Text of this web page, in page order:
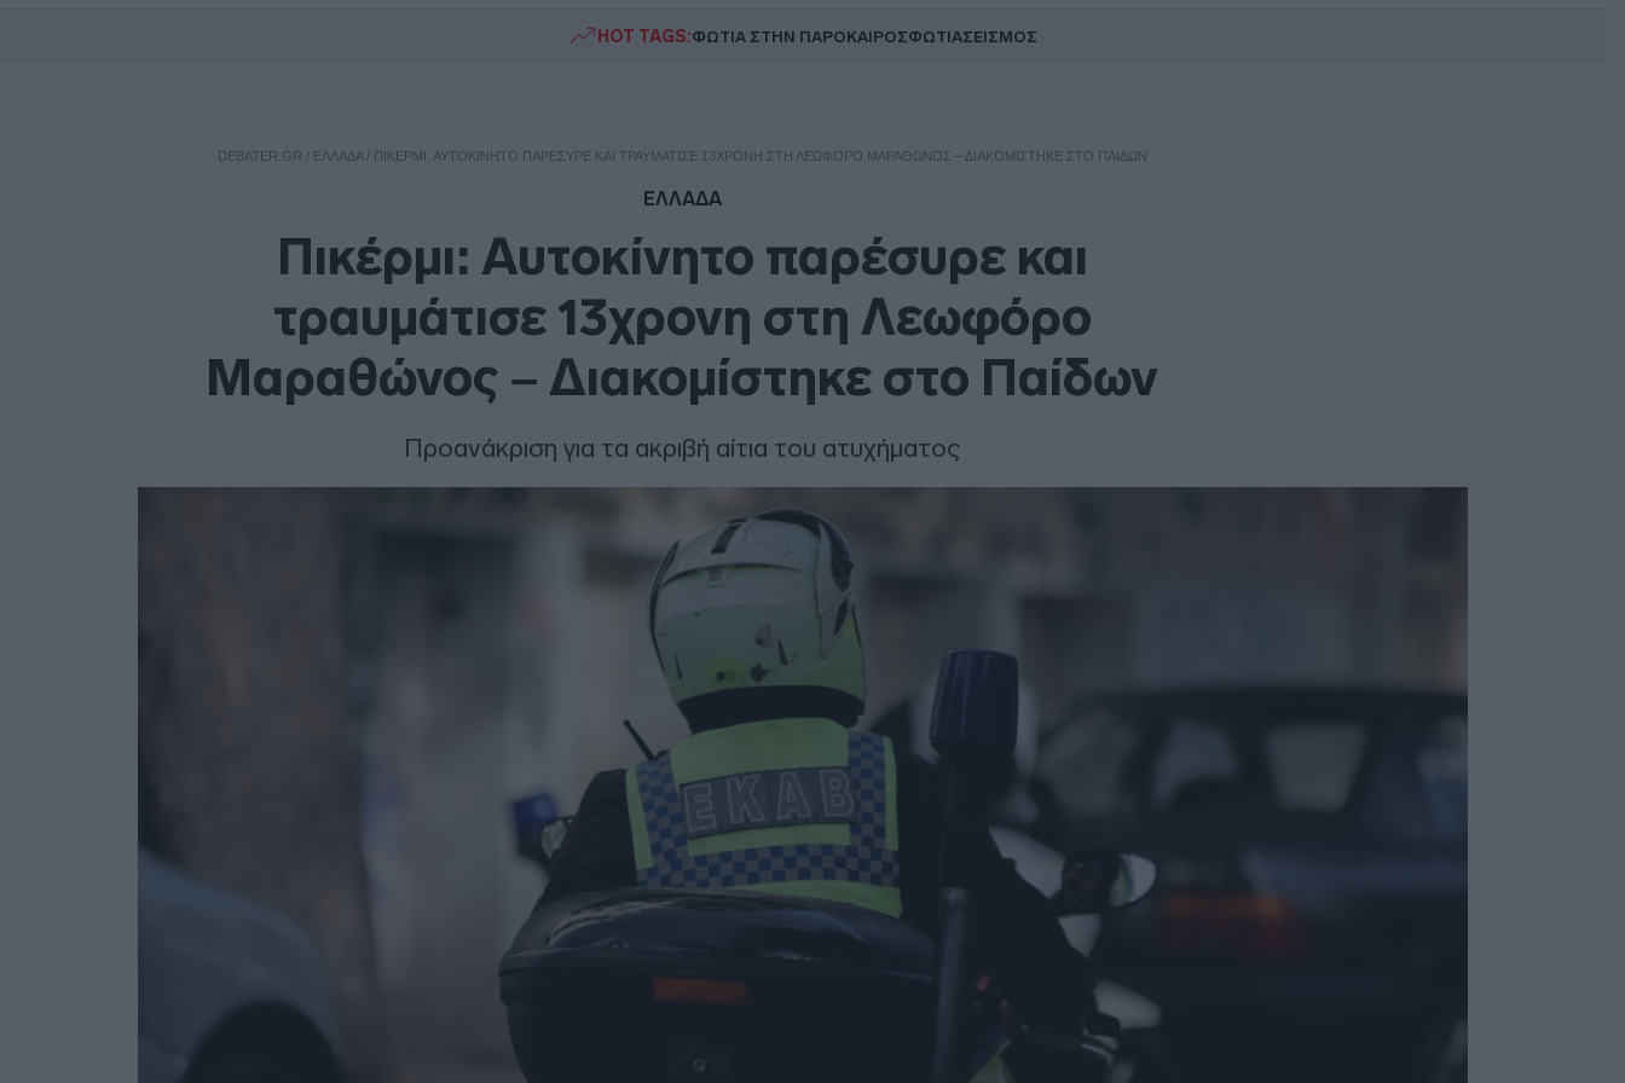
HOT TAGS:ΦΩΤΙΑ ΣΤΗΝ ΠΑΡΟΚΑΙΡΟΣΦΩΤΙΑΣΕΙΣΜΟΣ
DEBATER.GR / ΕΛΛΑΔΑ/ ΠΙΚΈΡΜΙ: ΑΥΤΟΚΊΝΗΤΟ ΠΑΡΈΣΥΡΕ ΚΑΙ ΤΡΑΥΜΆΤΙΣΕ 13ΧΡΟΝΗ ΣΤΗ ΛΕΩΦΌΡΟ ΜΑΡΑΘΏΝΟΣ – ΔΙΑΚΟΜΊΣΤΗΚΕ ΣΤΟ ΠΑΊΔΩΝ
ΕΛΛΑΔΑ
Πικέρμι: Αυτοκίνητο παρέσυρε και
τραυμάτισε 13χρονη στη Λεωφόρο
Μαραθώνος – Διακομίστηκε στο Παίδων
Προανάκριση για τα ακριβή αίτια του ατυχήματος